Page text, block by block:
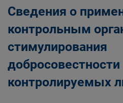
Сведения о
контрольным
стимулирования
добросовестности
контролируемых